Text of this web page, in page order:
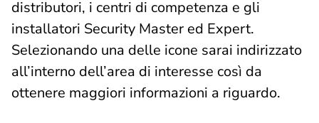
distributori, i centri di competenza e gli
installatori Security Master ed Expert.
Selezionando una delle icone sarai indirizzato
all’interno dell’area di interesse così da
ottenere maggiori informazioni a riguardo.